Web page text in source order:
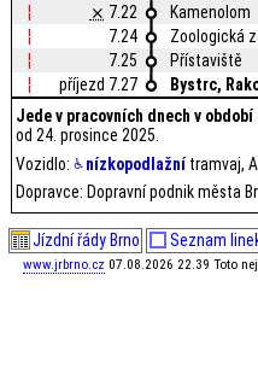
¦
⨯ 7.22 Kamenolom
¦
7.24 Zoologická
¦
7.25 Přístaviště
¦
příjezd 7.27 Bystrc,
Jede v pracovních dnech v
od 24. prosince 2025.
Vozidlo: nízkopodlažnítramvaj,
Dopravce: Dopravní podnik města
Jízdní řády Brno Seznam
www.jrbrno.cz 07.08.2026 22.39 Toto